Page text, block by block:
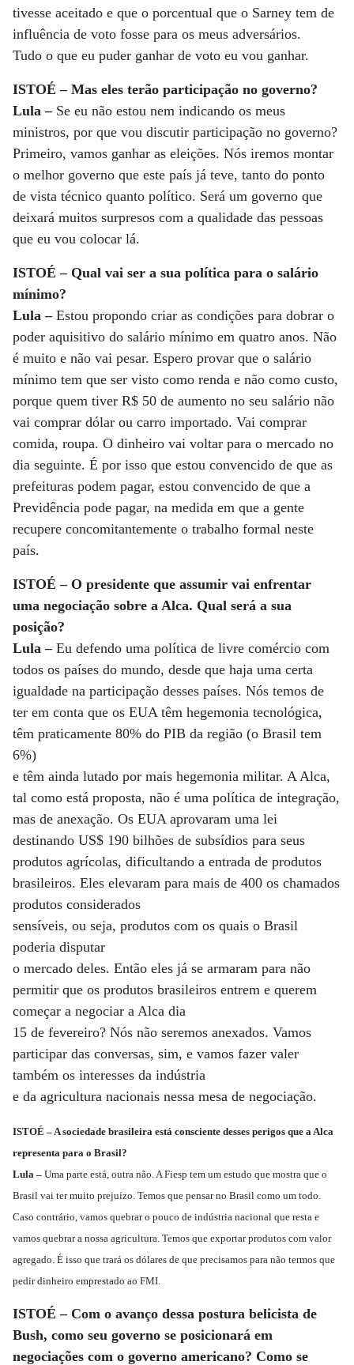
tivesse aceitado e que o porcentual que o Sarney tem de
influência de voto fosse para os meus adversários.
Tudo o que eu puder ganhar de voto eu vou ganhar.
ISTOÉ – Mas eles terão participação no governo?
Lula –Se eu não estou nem indicando os meus
ministros, por que vou discutir participação no governo?
Primeiro, vamos ganhar as eleições. Nós iremos montar
o melhor governo que este país já teve, tanto do ponto
de vista técnico quanto político. Será um governo que
deixará muitos surpresos com a qualidade das pessoas
que eu vou colocar lá.
ISTOÉ – Qual vai ser a sua política para o salário
mínimo?
Lula – Estou propondo criar as condições para dobrar o
poder aquisitivo do salário mínimo em quatro anos. Não
é muito e não vai pesar. Espero provar que o salário
mínimo tem que ser visto como renda e não como custo,
porque quem tiver R$ 50 de aumento no seu salário não
vai comprar dólar ou carro importado. Vai comprar
comida, roupa. O dinheiro vai voltar para o mercado no
dia seguinte. É por isso que estou convencido de que as
prefeituras podem pagar, estou convencido de que a
Previdência pode pagar, na medida em que a gente
recupere concomitantemente o trabalho formal neste
país.
ISTOÉ – O presidente que assumir vai enfrentar
uma negociação sobre a Alca. Qual será a sua
posição?
Lula –Eu defendo uma política de livre comércio com
todos os países do mundo, desde que haja uma certa
igualdade na participação desses países. Nós temos de
ter em conta que os EUA têm hegemonia tecnológica,
têm praticamente 80% do PIB da região (o Brasil tem
6%)
e têm ainda lutado por mais hegemonia militar. A Alca,
tal como está proposta, não é uma política de integração,
mas de anexação. Os EUA aprovaram uma lei
destinando US$ 190 bilhões de subsídios para seus
produtos agrícolas, dificultando a entrada de produtos
brasileiros. Eles elevaram para mais de 400 os chamados
produtos considerados
sensíveis, ou seja, produtos com os quais o Brasil
poderia disputar
o mercado deles. Então eles já se armaram para não
permitir que os produtos brasileiros entrem e querem
começar a negociar a Alca dia
15 de fevereiro? Nós não seremos anexados. Vamos
participar das conversas, sim, e vamos fazer valer
também os interesses da indústria
e da agricultura nacionais nessa mesa de negociação.
ISTOÉ – A sociedade brasileira está consciente desses perigos que a Alca
representa para o Brasil?
Lula – Uma parte está, outra não. A Fiesp tem um estudo que mostra que o
Brasil vai ter muito prejuízo. Temos que pensar no Brasil como um todo.
Caso contrário, vamos quebrar o pouco de indústria nacional que resta e
vamos quebrar a nossa agricultura. Temos que exportar produtos com valor
agregado. É isso que trará os dólares de que precisamos para não termos que
pedir dinheiro emprestado ao FMI.
ISTOÉ – Com o avanço dessa postura belicista de
Bush, como seu governo se posicionará em
negociações com o governo americano? Como se